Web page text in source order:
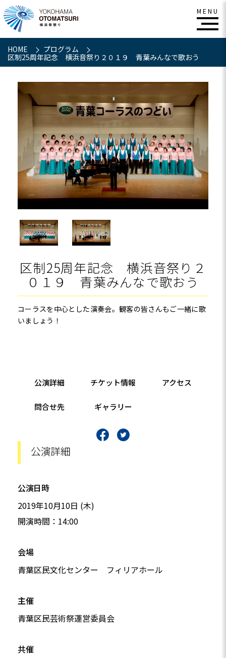
HOME
プログラム
区制25周年記念 横浜音祭り２０１９ 青葉みんなで歌おう
区制25周年記念 横浜音祭り２
０１９ 青葉みんなで歌おう
コーラスを中心とした演奏会。観客の皆さんもご一緒に歌
いましょう！
公演詳細
公演日時
2019年10月10日 (木)
開演時間：14:00
会場
青葉区民文化センター フィリアホール
主催
青葉区民芸術祭運営委員会
共催
公演詳細 チケット情報 アクセス
問合せ先 ギャラリー